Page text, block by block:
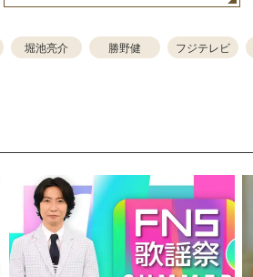
堀池亮介 勝野健 フジテレビ